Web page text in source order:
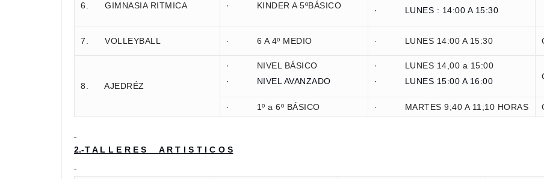
6. GIMNASIA RITMICA · KINDER A 5ºBÁSICO
· LUNES : 14:00 A 15:30
7. VOLLEYBALL · 6 A 4º MEDIO · LUNES 14:00 A 15:30
8. AJEDRÉZ
· NIVEL BÁSICO
· NIVEL AVANZADO
· LUNES 14,00 a 15:00
· LUNES 15:00 A 16:00
· 1º a 6º BÁSICO · MARTES 9;40 A 11;10 HORAS
2.-T A L L E R E S A R T I S T I C O S